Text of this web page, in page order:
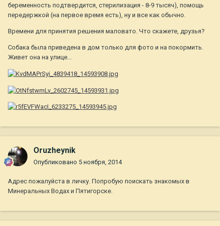
беременность подтвердится, стерилизация - 8-9 тысяч), помощь
передержкой (на первое время есть), ну и все как обычно.
Времени для принятия решения маловато. Что скажете, друзья?
Собака была приведена в дом только для фото и на покормить.
Живет она на улице...
Oruzheynik
Опубликовано 5 ноября, 2014
Адрес пожалуйста в личку. Попробую поискать знакомых в
Минеральных Водах и Пятигорске.